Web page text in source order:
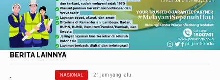
BERITA LAINNYA
NASIONAL 21 jam yang lalu